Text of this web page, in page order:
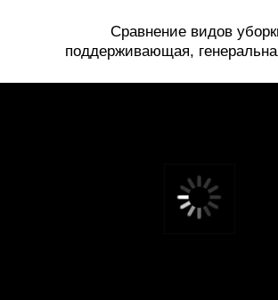
Сравнение видов
поддерживающая,